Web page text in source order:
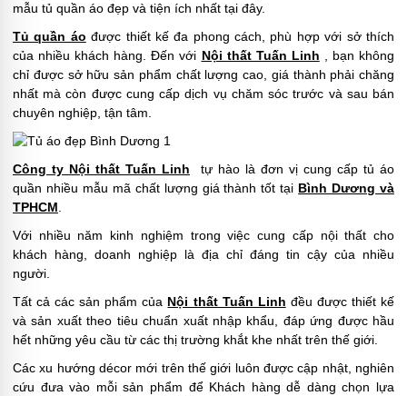
mẫu tủ quần áo đẹp và tiện ích nhất tại đây.
Tủ quần áo được thiết kế đa phong cách, phù hợp với sở thích
của nhiều khách hàng. Đến với Nội thất Tuấn Linh , bạn không
chỉ được sở hữu sản phẩm chất lượng cao, giá thành phải chăng
nhất mà còn được cung cấp dịch vụ chăm sóc trước và sau bán
chuyên nghiệp, tận tâm.
Công ty Nội thất Tuấn Linh tự hào là đơn vị cung cấp tủ áo
quần nhiều mẫu mã chất lượng giá thành tốt tại Bình Dương và
TPHCM.
Với nhiều năm kinh nghiệm trong việc cung cấp nội thất cho
khách hàng, doanh nghiệp là địa chỉ đáng tin cậy của nhiều
người.
Tất cả các sản phẩm của Nội thất Tuấn Linh đều được thiết kế
và sản xuất theo tiêu chuẩn xuất nhập khẩu, đáp ứng được hầu
hết những yêu cầu từ các thị trường khắt khe nhất trên thế giới.
Các xu hướng décor mới trên thế giới luôn được cập nhật, nghiên
cứu đưa vào mỗi sản phẩm để Khách hàng dễ dàng chọn lựa